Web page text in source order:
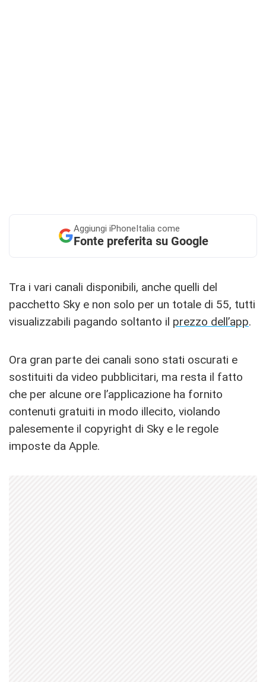
Aggiungi iPhoneItalia come
Fonte preferita su Google
Tra i vari canali disponibili, anche quelli del
pacchetto Sky e non solo per un totale di 55, tutti
visualizzabili pagando soltanto il prezzo dell’app.
Ora gran parte dei canali sono stati oscurati e
sostituiti da video pubblicitari, ma resta il fatto
che per alcune ore l’applicazione ha fornito
contenuti gratuiti in modo illecito, violando
palesemente il copyright di Sky e le regole
imposte da Apple.